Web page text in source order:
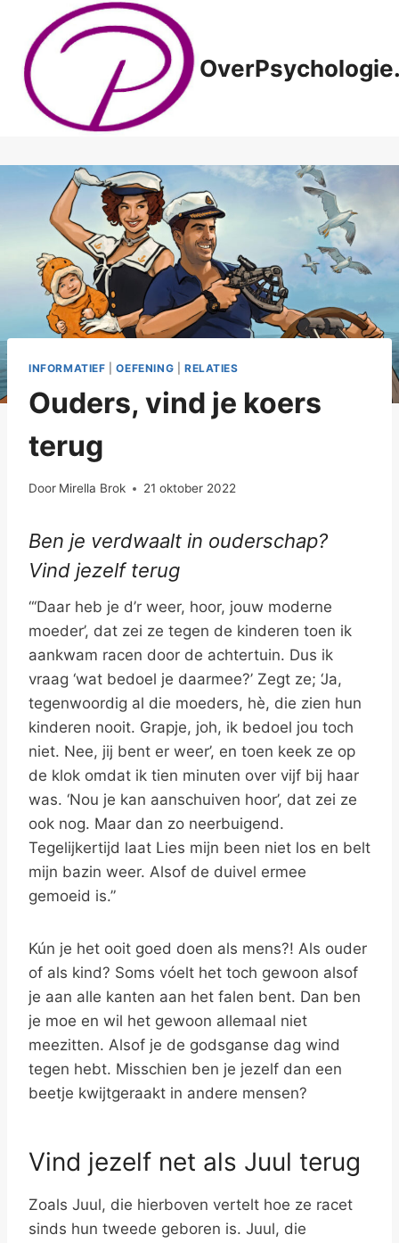
Doorgaan
inhoud
INFORMATIEF |OEFENING RELATIES
Ouders, vind je koers
terug
Door Mirella Brok 21 oktober 2022
Ben je verdwaalt in ouderschap?
Vind jezelf terug
“‘Daar heb je d’r weer, hoor, jouw moderne
moeder’, dat zei ze tegen de kinderen toen ik
aankwam racen door de achtertuin. Dus ik
vraag ‘wat bedoel je daarmee?’ Zegt ze; ‘Ja,
tegenwoordig al die moeders, hè, die zien hun
kinderen nooit. Grapje, joh, ik bedoel jou toch
niet. Nee, jij bent er weer’, en toen keek ze op
de klok omdat ik tien minuten over vijf bij haar
was. ‘Nou je kan aanschuiven hoor’, dat zei ze
ook nog. Maar dan zo neerbuigend.
Tegelijkertijd laat Lies mijn been niet los en belt
mijn bazin weer. Alsof de duivel ermee
gemoeid is.”
Kún je het ooit goed doen als mens?! Als ouder
of als kind? Soms vóelt het toch gewoon alsof
je aan alle kanten aan het falen bent. Dan ben
je moe en wil het gewoon allemaal niet
meezitten. Alsof je de godsganse dag wind
tegen hebt. Misschien ben je jezelf dan een
beetje kwijtgeraakt in andere mensen?
Vind jezelf net als Juul terug
Zoals Juul, die hierboven vertelt hoe ze racet
sinds hun tweede geboren is. Juul, die